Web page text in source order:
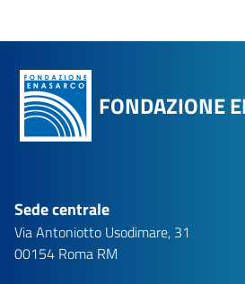
FONDAZIONE
Sede centrale
Via Antoniotto Usodimare, 31
00154 Roma RM